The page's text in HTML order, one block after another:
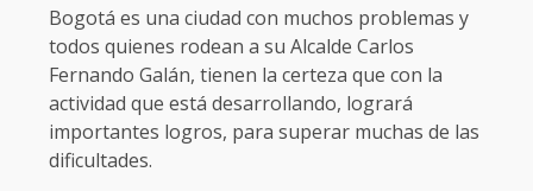
Bogotá es una ciudad con muchos problemas y
todos quienes rodean a su Alcalde Carlos
Fernando Galán, tienen la certeza que con la
actividad que está desarrollando, logrará
importantes logros, para superar muchas de las
dificultades.